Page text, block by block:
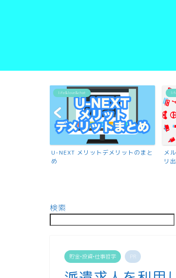
life&love&chat
U-NEXT メリットデメリットのまと
め
メ
リ
検索
貯金•投資•仕事哲学 PR